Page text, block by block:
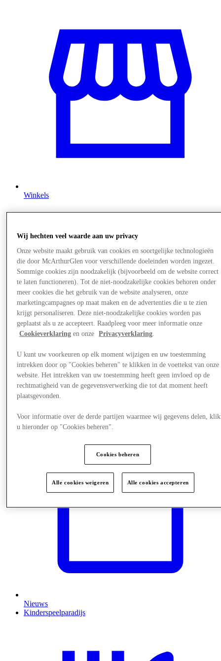
Winkels
Aanbiedingen
Nieuws
Kinderspeelparadijs
Wij hechten veel waarde aan uw privacy
Onze website maakt gebruik van cookies en soortgelijke technologieën
die door McArthurGlen voor verschillende doeleinden worden ingezet.
Sommige cookies zijn noodzakelijk (bijvoorbeeld om de website correct
te laten functioneren). Tot de niet-noodzakelijke cookies behoren onder
meer cookies die het gebruik van de website analyseren, onze
marketingcampagnes op maat maken en de advertenties die u te zien
krijgt personaliseren. Deze niet-noodzakelijke cookies worden pas
geplaatst als u ze accepteert. Raadpleeg voor meer informatie onze
Cookieverklaring en onze Privacyverklaring
U kunt uw voorkeuren op elk moment wijzigen en uw toestemming
intrekken door op "Cookies beheren" te klikken in de voettekst van onze
website. Het intrekken van uw toestemming heeft geen invloed op de
rechtmatigheid van de gegevensverwerking die tot dat moment heeft
plaatsgevonden.
Voor informatie over de derde partijen waarmee wij gegevens delen,
u hieronder op "Cookies beheren".
Cookies beheren
Alle cookies weigeren Alle cookies accepteren